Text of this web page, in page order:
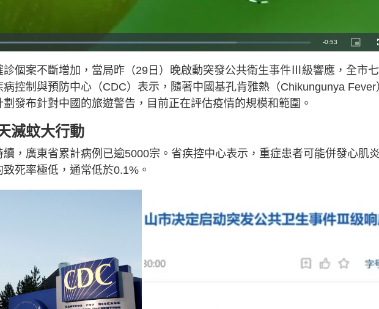
L
o
e
d
.
5
R
i
i
e
-0:53
P
i
u
r
-
診個案不斷增加，當局昨（29日）晚啟動突發公共衛生事件Ⅲ級響應，全市
控制與預防中心（CDC）表示，隨著中國基孔肯雅熱（Chikungunya Fever
發布針對中國的旅遊警告，目前正在評估疫情的規模和範圍。
滅蚊大行動
，廣東省累計病例已逾5000宗。省疾控中心表示，重症患者可能併發心肌炎
死率極低，通常低於0.1%。